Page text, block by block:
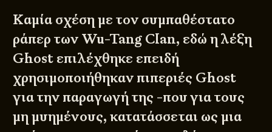
Καμία σχέση με τον συμπαθέστατο
ράπερ των Wu-Tang Clan, εδώ η λέξη
Ghost επιλέχθηκε επειδή
χρησιμοποιήθηκαν πιπεριές Ghost
για την παραγωγή της -που για τους
μη μυημένους, κατατάσσεται ως μια